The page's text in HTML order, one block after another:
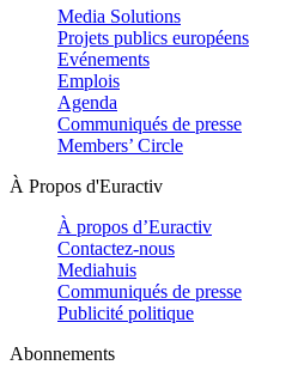
Media Solutions
Projets publics européens
Evénements
Emplois
Agenda
Communiqués de presse
Members’ Circle
À Propos d'Euractiv
À propos d’Euractiv
Contactez-nous
Mediahuis
Communiqués de presse
Publicité politique
Abonnements